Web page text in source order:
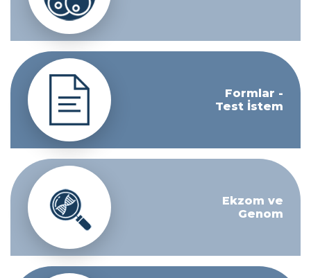
Formlar -
Test İstem
Ekzom ve
Genom